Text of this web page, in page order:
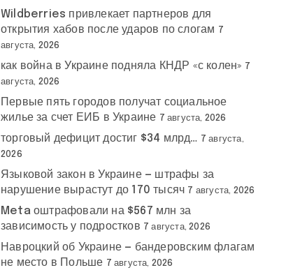
Wildberries привлекает партнеров для
открытия хабов после ударов по слогам 7
августа, 2026
как война в Украине подняла КНДР «с колен» 7
августа, 2026
Первые пять городов получат социальное
жилье за счет ЕИБ в Украине 7 августа, 2026
торговый дефицит достиг $34 млрд… 7 августа,
2026
Языковой закон в Украине — штрафы за
нарушение вырастут до 170 тысяч 7 августа, 2026
Meta оштрафовали на $567 млн за
зависимость у подростков 7 августа, 2026
Навроцкий об Украине — бандеровским флагам
не место в Польше 7 августа, 2026